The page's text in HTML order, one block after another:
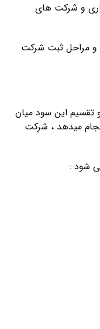
تجاری و شرکت های
و مراحل ثبت شرکت
این سود میان
میدهد ، شرکت
شود :